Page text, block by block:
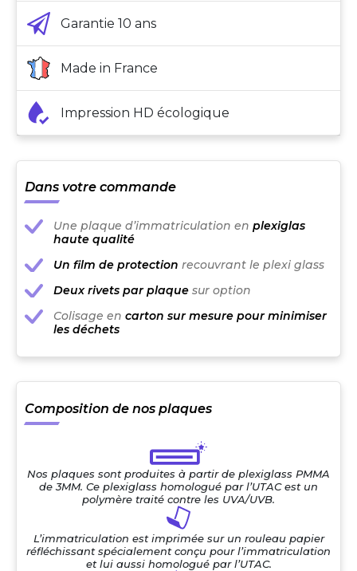
Garantie 10 ans
Made in France
Impression HD écologique
Dans votre commande
Une plaque d’immatriculation en plexiglas
haute qualité
Un film de protection recouvrant le plexi glass
Deux rivets par plaque sur option
Colisage en carton sur mesure pour minimiser
les déchets
Composition de nos plaques
Nos plaques sont produites à partir de plexiglass PMMA
de 3MM. Ce plexiglass homologué par l’UTAC est un
polymère traité contre les UVA/UVB.
L’immatriculation est imprimée sur un rouleau papier
réfléchissant spécialement conçu pour l’immatriculation
et lui aussi homologué par l’UTAC.